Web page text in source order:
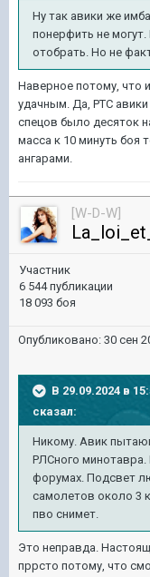
Ну так авики же
понерфить не
отобрать. Но не
Наверное потому, что
удачным. Да, РТС авики
спецов было десяток
масса к 10 минуть боя
ангарами.
[W-D-W]
Участник
6 544 публикации
18 093 боя
Опубликовано: 30 сен
В 29.09.2024 в
сказал:
Никому . Авик
РЛСного
форумах. Подсвет
самолетов около 3
пво снимет.
Это неправда.
пррсто потому, что